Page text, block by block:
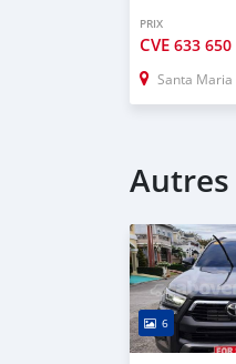
PRIX
CVE 633 650
Santa Maria
Autres
6